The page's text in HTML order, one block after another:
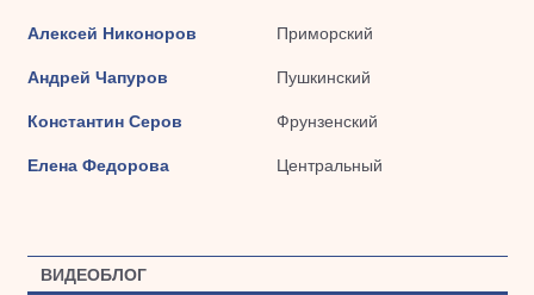
Алексей Никоноров Приморский
Андрей Чапуров Пушкинский
Константин Серов Фрунзенский
Елена Федорова Центральный
ВИДЕОБЛОГ